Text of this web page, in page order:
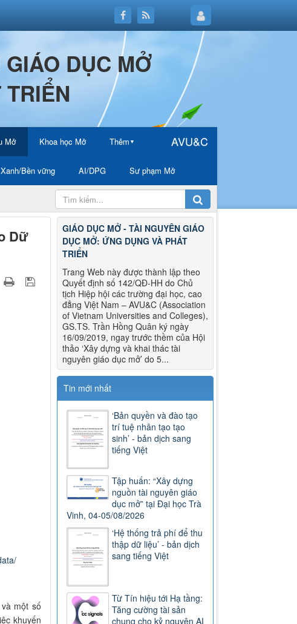
DỤC MỞ
Mở Khoa học Mở Thêm ▼ AVU&C
Xanh/Bền vững AI/DPG Sư phạm Mở
Dữ
một số
khuyến
GIÁO DỤC MỞ - TÀI NGUYÊN GIÁO
DỤC MỞ: ỨNG DỤNG VÀ PHÁT
TRIỂN
Trang Web này được thành lập theo
Quyết định số 142/QĐ-HH do Chủ
tịch Hiệp hội các trường đại học, cao
đẳng Việt Nam – AVU&C (Association
of Vietnam Universities and Colleges),
GS.TS. Trần Hồng Quân ký ngày
16/09/2019, ngay trước thềm của Hội
thảo ‘Xây dựng và khai thác tài
nguyên giáo dục mở’ do 5...
Tin mới nhất
‘Bản quyền và đào tạo
trí tuệ nhân tạo tạo
sinh’ - bản dịch sang
tiếng Việt
Tập huấn: “Xây dựng
nguồn tài nguyên giáo
dục mở” tại Đại học Trà
Vinh, 04-05/08/2026
‘Hệ thống trả phí để thu
thập dữ liệu’ - bản dịch
sang tiếng Việt
Từ Tín hiệu tới Hạ tầng:
Tăng cường tài sản
chung cho kỷ nguyên AI